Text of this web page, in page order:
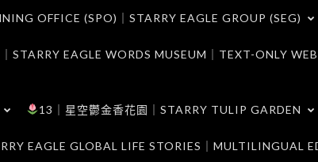
OFFICE (SPO)｜STARRY EAGLE GROUP (SEG)
STARRY EAGLE WORDS MUSEUM｜TEXT-ONLY
13｜星空鬱金香花園｜STARRY TULIP GARDEN
EAGLE GLOBAL LIFE STORIES｜MULTILINGUAL